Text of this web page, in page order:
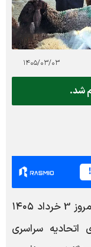
۱۴۰۵/۰۳/۰۳
، قیمت دام زنده امروز 3 خرداد ۱۴۰۵
اتحادیه سراسری